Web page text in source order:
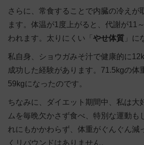
さらに、常食することで内臓の冷えが
ます。体温が1度上がると、代謝が11
われます。太りにくい「 やせ体質 」に
私自身、ショウガみそ汁で健康的に
成功した経験があります。71.5kgの体
59kgになったのです。
ちなみに、ダイエット期間中、私は大
ムを毎晩欠かさず食べ、特別な運動も
れにもかかわらず、体重がぐんぐん減
くリバウンドはありません。